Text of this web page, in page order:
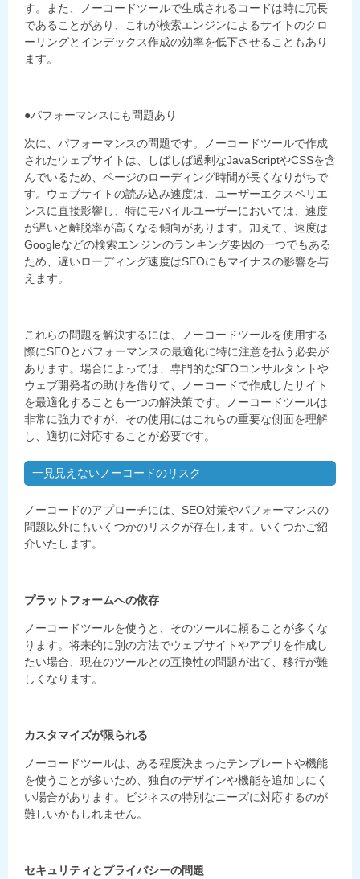
す。また、ノーコードツールで生成されるコードは時に冗長
であることがあり、これが検索エンジンによるサイトのクロ
ーリングとインデックス作成の効率を低下させることもあり
ます。
●パフォーマンスにも問題あり
次に、パフォーマンスの問題です。ノーコードツールで作成
されたウェブサイトは、しばしば過剰なJavaScriptやCSSを含
んでいるため、ページのローディング時間が長くなりがちで
す。ウェブサイトの読み込み速度は、ユーザーエクスペリエ
ンスに直接影響し、特にモバイルユーザーにおいては、速度
が遅いと離脱率が高くなる傾向があります。加えて、速度は
Googleなどの検索エンジンのランキング要因の一つでもある
ため、遅いローディング速度はSEOにもマイナスの影響を与
えます。
これらの問題を解決するには、ノーコードツールを使用する
際にSEOとパフォーマンスの最適化に特に注意を払う必要が
あります。場合によっては、専門的なSEOコンサルタントや
ウェブ開発者の助けを借りて、ノーコードで作成したサイト
を最適化することも一つの解決策です。ノーコードツールは
非常に強力ですが、その使用にはこれらの重要な側面を理解
し、適切に対応することが必要です。
一見見えないノーコードのリスク
ノーコードのアプローチには、 SEO対策やパフォーマンスの
問題以外にもいくつかのリスクが存在します。いくつかご紹
介いたします。
プラットフォームへの依存
ノーコードツールを使うと、そのツールに頼ることが多くな
ります。将来的に別の方法でウェブサイトやアプリを作成し
たい場合、現在のツールとの互換性の問題が出て、移行が難
しくなります。
カスタマイズが限られる
ノーコードツールは、ある程度決まったテンプレートや機能
を使うことが多いため、独自のデザインや機能を追加しにく
い場合があります。ビジネスの特別なニーズに対応するのが
難しいかもしれません。
セキュリティとプライバシーの問題